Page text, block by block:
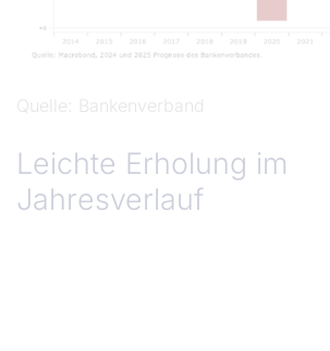
Quelle Bankenverband
Leichte Erholung im
Jahresverlauf